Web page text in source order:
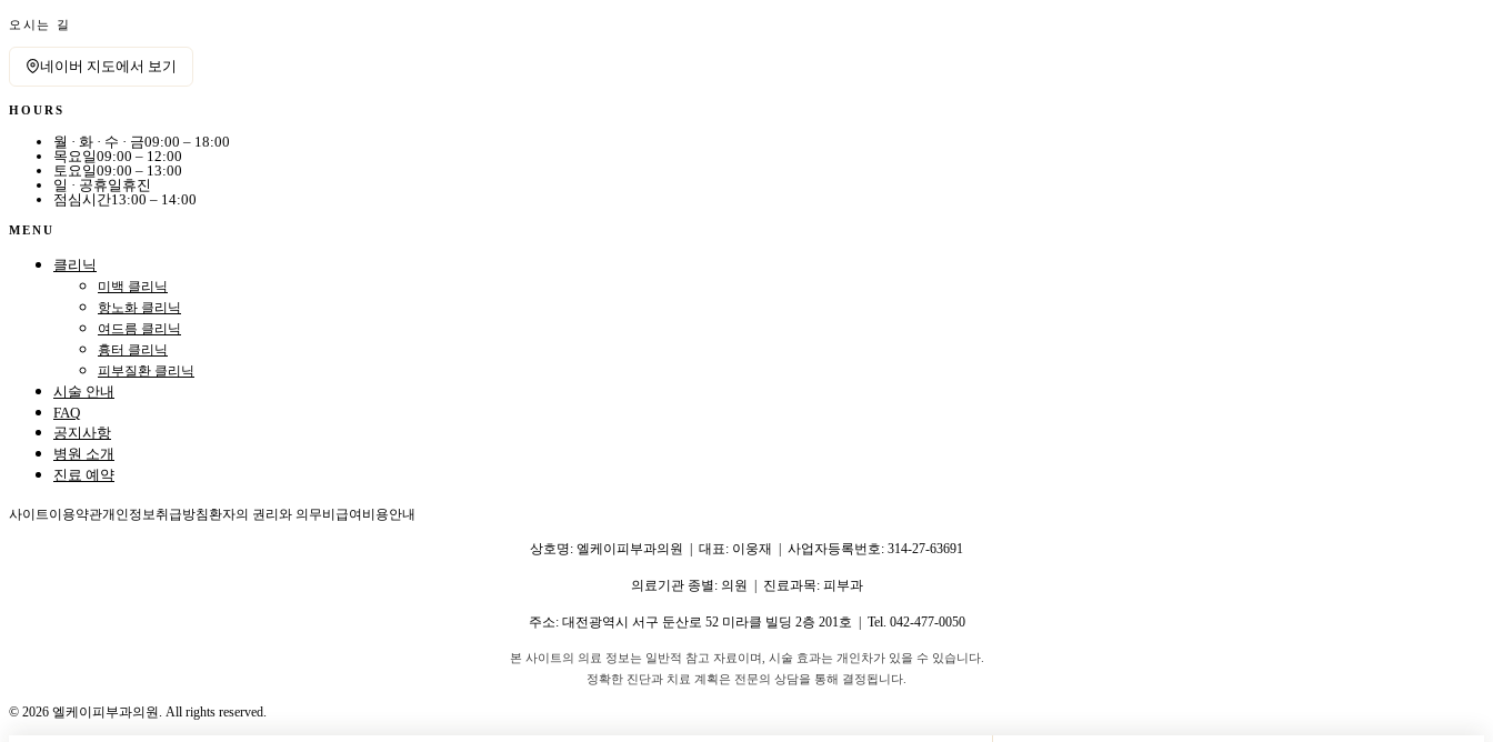
오시는 길
네이버 지도에서 보기
HOURS
월 · 화 · 수 · 금09:00 – 18:00
목요일09:00 – 12:00
토요일09:00 – 13:00
일 · 공휴일 휴진
점심시간13:00 – 14:00
MENU
클리닉
미백 클리닉
항노화 클리닉
여드름 클리닉
흉터 클리닉
피부질환 클리닉
시술 안내
FAQ
공지사항
병원 소개
진료 예약
사이트이용약관개인정보취급방침환자의 권리와 의무비급여비용안내
상호명: 엘케이피부과의원 | 대표: 이웅재 | 사업자등록번호: 314-27-63691
의료기관 종별: 의원 | 진료과목: 피부과
주소: 대전광역시 서구 둔산로 52 미라클 빌딩 2층 201호 | Tel. 042-477-0050
본 사이트의 의료 정보는 일반적 참고 자료이며, 시술 효과는 개인차가 있을 수 있습니다.
정확한 진단과 치료 계획은 전문의 상담을 통해 결정됩니다.
© 2026 엘케이피부과의원. All rights reserved.